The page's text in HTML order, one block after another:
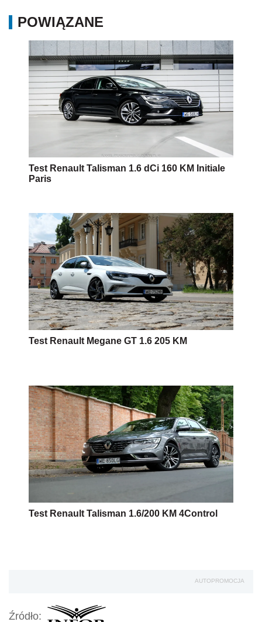
POWIĄZANE
Test Renault Talisman 1.6 dCi 160 KM Initiale
Paris
Test Renault Megane GT 1.6 205 KM
Test Renault Talisman 1.6/200 KM 4Control
AUTOPROMOCJA
Źródło: